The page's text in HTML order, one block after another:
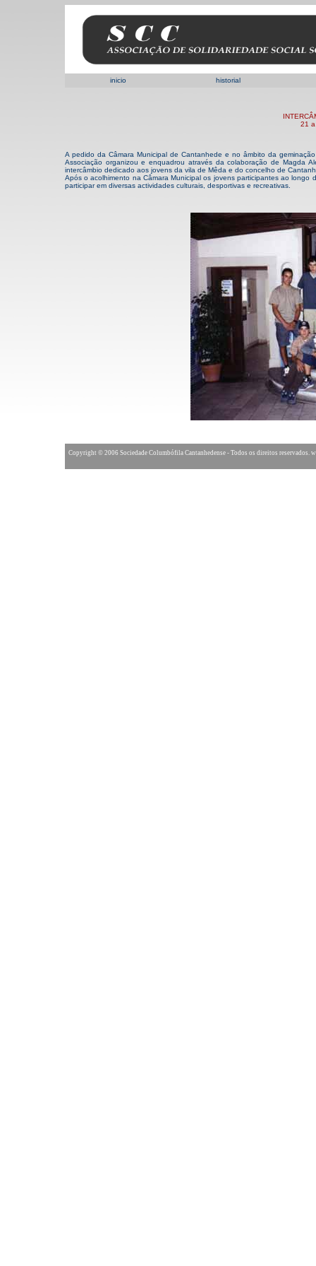
inicio historial
21
A pedido da Câmara Municipal de Cantanhede e no âmbito da
Associação organizou e enquadrou através da colaboração de Magda
intercâmbio dedicado aos jovens da vila de Mêda e do concelho de
Após o acolhimento na Câmara Municipal os jovens participantes ao
participar em diversas actividades culturais, desportivas e recreativas.
Copyright © 2006 Sociedade Columbófila Cantanhedense - Todos os direitos reservados.